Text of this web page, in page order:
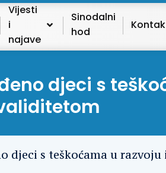
Vijesti
i
najave
Sinodalni
hod
djeci s